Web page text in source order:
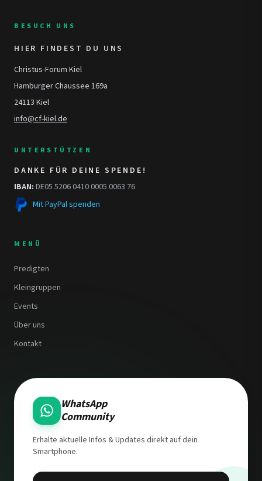
BESUCH UNS
HIER FINDEST DU UNS
Christus-Forum Kiel
Hamburger Chaussee 169a
24113 Kiel
info@cf-kiel.de
UNTERSTÜTZEN
DANKE FÜR DEINE SPENDE!
IBAN: DE05 5206 0410 0005 0063 76
Mit PayPal spenden
MENÜ
Predigten
Kleingruppen
Events
Über uns
Kontakt
WhatsApp
Community
Erhalte aktuelle Infos & Updates direkt auf dein
Smartphone.